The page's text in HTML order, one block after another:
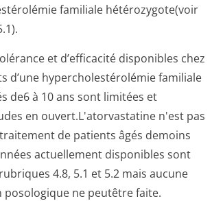
familiale hétérozygote(voir
et d’efficacité disponibles chez
d’une hypercholesté­rolémie familiale
de6 à 10 ans sont limitées et
en ouvert.L'ator­vastatine n'est pas
de patients âgés demoins
actuellement disponibles sont
4.8, 5.1 et 5.2 mais aucune
ne peutêtre faite.